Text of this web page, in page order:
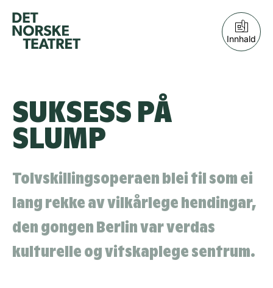
Innhald
SUKSESS PÅ
SLUMP
Tolvskillingsoperaen blei til som ei
lang rekke av vilkårlege hendingar,
den gongen Berlin var verdas
kulturelle og vit­skaplege sentrum.